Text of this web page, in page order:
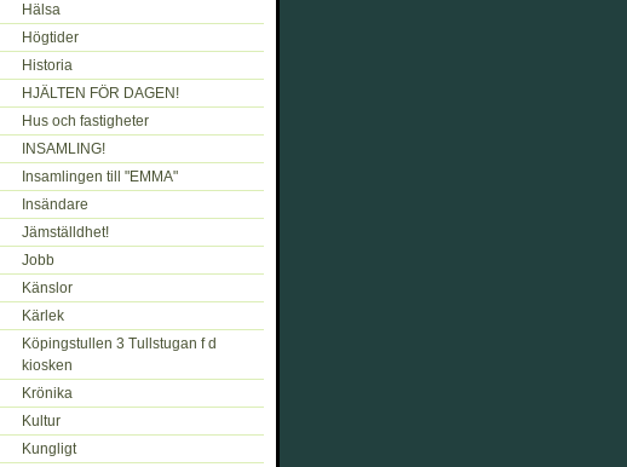
Hälsa
Högtider
Historia
HJÄLTEN FÖR DAGEN!
Hus och fastigheter
INSAMLING!
Insamlingen till "EMMA"
Insändare
Jämställdhet!
Jobb
Känslor
Kärlek
Köpingstullen 3 Tullstugan f d
kiosken
Krönika
Kultur
Kungligt